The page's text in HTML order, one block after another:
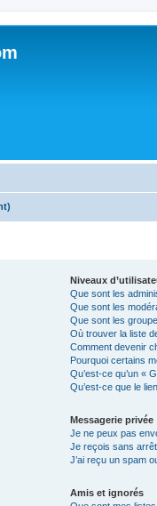
Niveaux
Que sont les
Que sont les
Que sont les
Où trouver la liste
Comment devenir
Pourquoi certains
Qu’est-ce qu’un «
Qu’est-ce que le
Messagerie privée
Je ne peux pas
Je reçois sans
J’ai reçu un spam
Amis et ignorés